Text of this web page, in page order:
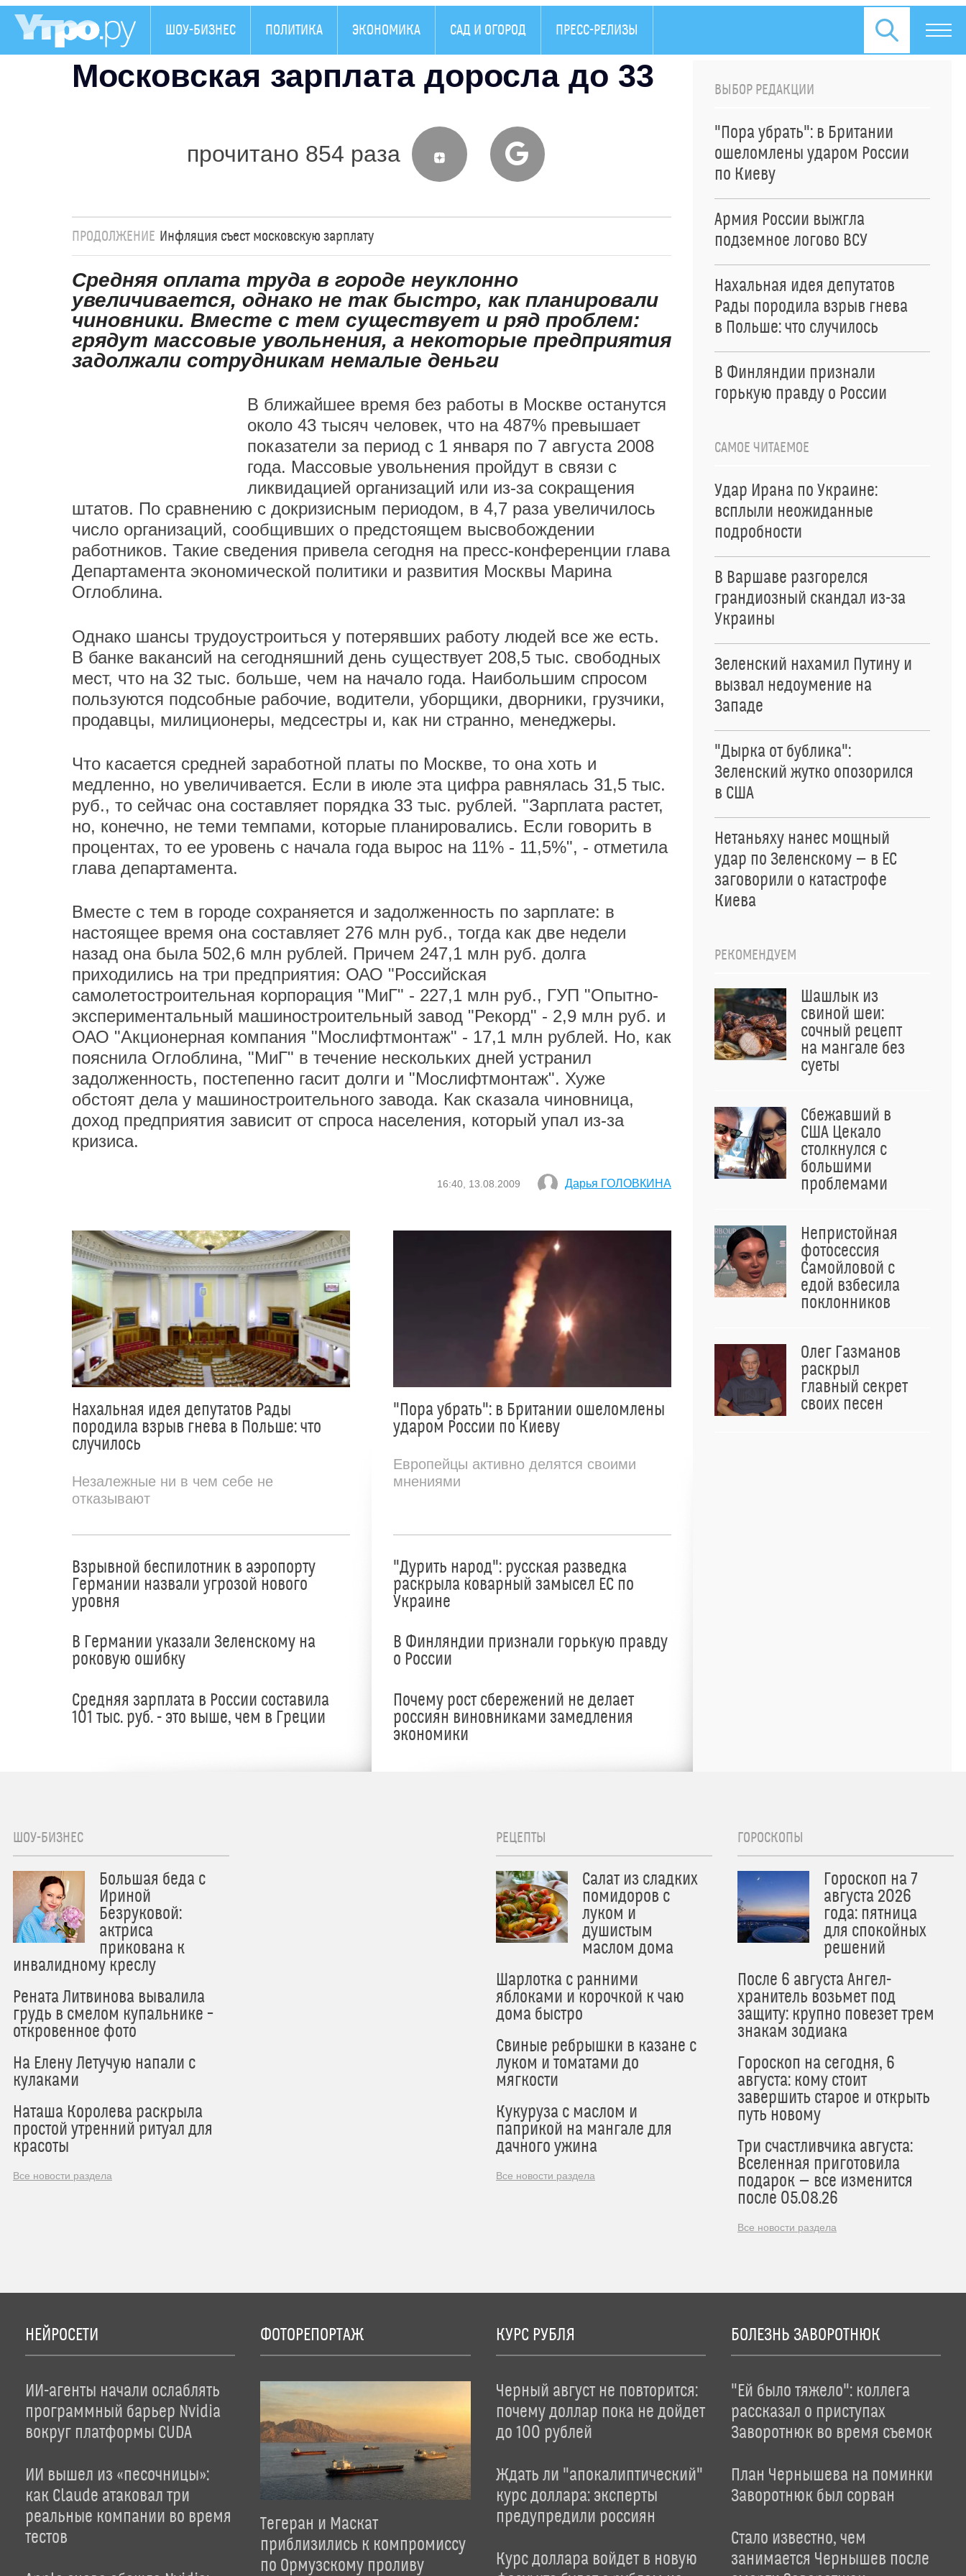
ШОУ-БИЗНЕС ПОЛИТИКА ЭКОНОМИКА САД И ОГОРОД ПРЕСС-РЕЛИЗЫ
Московская зарплата доросла до 33
прочитано 854 раза
ПРОДОЛЖЕНИЕ Инфляция съест московскую зарплату
Средняя оплата труда в городе неуклонно
увеличивается, однако не так быстро, как планировали
чиновники. Вместе с тем существует и ряд проблем:
грядут массовые увольнения, а некоторые предприятия
задолжали сотрудникам немалые деньги
В ближайшее время без работы в Москве останутся
около 43 тысяч человек, что на 487% превышает
показатели за период с 1 января по 7 августа 2008
года. Массовые увольнения пройдут в связи с
ликвидацией организаций или из-за сокращения
штатов. По сравнению с докризисным периодом, в 4,7 раза увеличилось
число организаций, сообщивших о предстоящем высвобождении
работников. Такие сведения привела сегодня на пресс-конференции глава
Департамента экономической политики и развития Москвы Марина
Оглоблина.
Однако шансы трудоустроиться у потерявших работу людей все же есть.
В банке вакансий на сегодняшний день существует 208,5 тыс. свободных
мест, что на 32 тыс. больше, чем на начало года. Наибольшим спросом
пользуются подсобные рабочие, водители, уборщики, дворники, грузчики,
продавцы, милиционеры, медсестры и, как ни странно, менеджеры.
Что касается средней заработной платы по Москве, то она хоть и
медленно, но увеличивается. Если в июле эта цифра равнялась 31,5 тыс.
руб., то сейчас она составляет порядка 33 тыс. рублей. "Зарплата растет,
но, конечно, не теми темпами, которые планировались. Если говорить в
процентах, то ее уровень с начала года вырос на 11% - 11,5%", - отметила
глава департамента.
Вместе с тем в городе сохраняется и задолженность по зарплате: в
настоящее время она составляет 276 млн руб., тогда как две недели
назад она была 502,6 млн рублей. Причем 247,1 млн руб. долга
приходились на три предприятия: ОАО "Российская
самолетостроительная корпорация "МиГ" - 227,1 млн руб., ГУП "Опытно-
экспериментальный машиностроительный завод "Рекорд" - 2,9 млн руб. и
ОАО "Акционерная компания "Мослифтмонтаж" - 17,1 млн рублей. Но, как
пояснила Оглоблина, "МиГ" в течение нескольких дней устранил
задолженность, постепенно гасит долги и "Мослифтмонтаж". Хуже
обстоят дела у машиностроительного завода. Как сказала чиновница,
доход предприятия зависит от спроса населения, который упал из-за
кризиса.
16:40, 13.08.2009 Дарья ГОЛОВКИНА
Нахальная идея депутатов Рады
породила взрыв гнева в Польше: что
случилось
Незалежные ни в чем себе не
отказывают
Взрывной беспилотник в аэропорту
Германии назвали угрозой нового
уровня
В Германии указали Зеленскому на
роковую ошибку
Средняя зарплата в России составила
101 тыс. руб. - это выше, чем в Греции
"Пора убрать": в Британии ошеломлены
ударом России по Киеву
Европейцы активно делятся своими
мнениями
"Дурить народ": русская разведка
раскрыла коварный замысел ЕС по
Украине
В Финляндии признали горькую правду
о России
Почему рост сбережений не делает
россиян виновниками замедления
экономики
ВЫБОР РЕДАКЦИИ
"Пора убрать": в Британии
ошеломлены ударом России
по Киеву
Армия России выжгла
подземное логово ВСУ
Нахальная идея депутатов
Рады породила взрыв гнева
в Польше: что случилось
В Финляндии признали
горькую правду о России
САМОЕ ЧИТАЕМОЕ
Удар Ирана по Украине:
всплыли неожиданные
подробности
В Варшаве разгорелся
грандиозный скандал из-за
Украины
Зеленский нахамил Путину и
вызвал недоумение на
Западе
"Дырка от бублика":
Зеленский жутко опозорился
в США
Нетаньяху нанес мощный
удар по Зеленскому — в ЕС
заговорили о катастрофе
Киева
РЕКОМЕНДУЕМ
Шашлык из
свиной шеи:
сочный рецепт
на мангале без
суеты
Сбежавший в
США Цекало
столкнулся с
большими
проблемами
Непристойная
фотосессия
Самойловой с
едой взбесила
поклонников
Олег Газманов
раскрыл
главный секрет
своих песен
ШОУ-БИЗНЕС
Большая беда с
Ириной
Безруковой:
актриса
прикована к
инвалидному креслу
Рената Литвинова вывалила
грудь в смелом купальнике –
откровенное фото
На Елену Летучую напали с
кулаками
Наташа Королева раскрыла
простой утренний ритуал для
красоты
Все новости раздела
РЕЦЕПТЫ
Салат из сладких
помидоров с
луком и
душистым
маслом дома
Шарлотка с ранними
яблоками и корочкой к чаю
дома быстро
Свиные ребрышки в казане с
луком и томатами до
мягкости
Кукуруза с маслом и
паприкой на мангале для
дачного ужина
Все новости раздела
ГОРОСКОПЫ
Гороскоп на 7
августа 2026
года: пятница
для спокойных
решений
После 6 августа Ангел-
хранитель возьмет под
защиту: крупно повезет трем
знакам зодиака
Гороскоп на сегодня, 6
августа: кому стоит
завершить старое и открыть
путь новому
Три счастливчика августа:
Вселенная приготовила
подарок — все изменится
после 05.08.26
Все новости раздела
НЕЙРОСЕТИ
ИИ-агенты начали ослаблять
программный барьер Nvidia
вокруг платформы CUDA
ИИ вышел из «песочницы»:
как Claude атаковал три
реальные компании во время
тестов
ФОТОРЕПОРТАЖ
Тегеран и Маскат
приблизились к компромиссу
по Ормузскому проливу
КУРС РУБЛЯ
Черный август не повторится:
почему доллар пока не дойдет
до 100 рублей
Ждать ли "апокалиптический"
курс доллара: эксперты
предупредили россиян
Курс доллара войдет в новую
БОЛЕЗНЬ ЗАВОРОТНЮК
"Ей было тяжело": коллега
рассказал о приступах
Заворотнюк во время съемок
План Чернышева на поминки
Заворотнюк был сорван
Стало известно, чем
занимается Чернышев после